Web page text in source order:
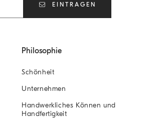
EINTRAGEN
Philosophie
Schönheit
Unternehmen
Handwerkliches Können und
Handfertigkeit